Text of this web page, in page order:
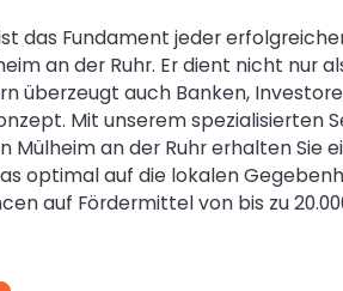
das Fundament jeder
an der Ruhr. Er dient nicht nur
überzeugt auch Banken,
Mit unserem spezialisierten
Mülheim an der Ruhr erhalten Sie
optimal auf die lokalen
auf Fördermittel von bis zu